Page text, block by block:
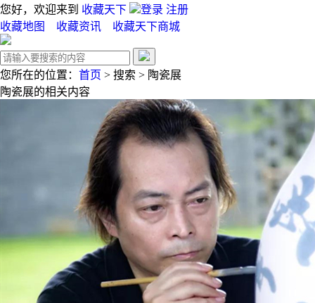
您好，欢迎来到 收藏天下 登录 注册
收藏地图
收藏资讯 收藏天下商城
您所在的位置： 首页 > 搜索 > 陶瓷展
陶瓷展的相关内容